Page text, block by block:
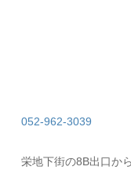
052-962-3039
栄地下街の8B出口か